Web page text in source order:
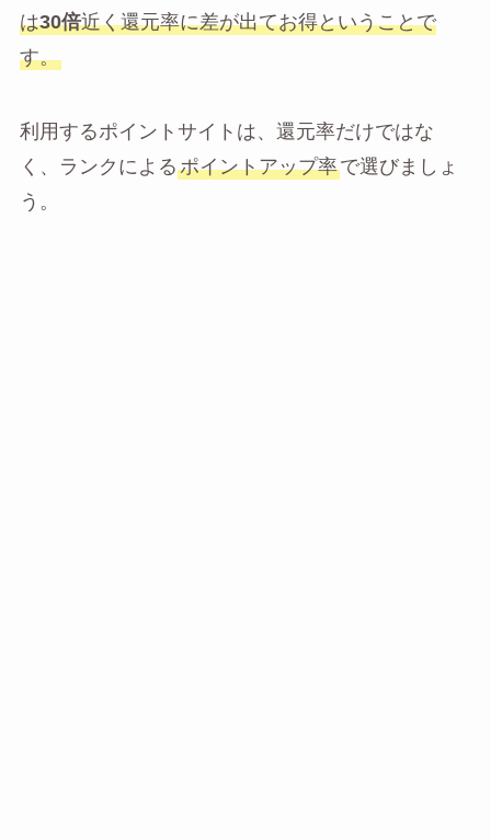
は30倍近く還元率に差が出てお得ということで
す。
利用するポイントサイトは、還元率だけではな
く、ランクによるポイントアップ率で選びましょ
う。